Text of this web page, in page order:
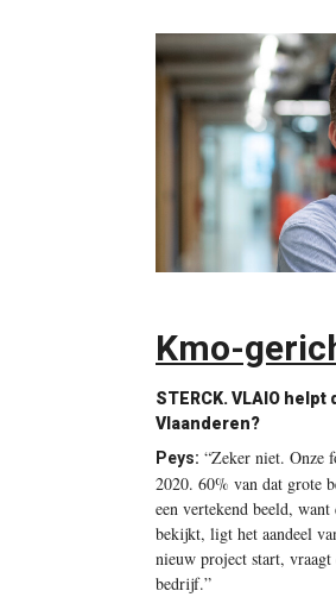
Kmo-
STERCK. VLAIO helpt
Vlaanderen?
Peys: “Zeker niet. Onze
2020. 60% van dat grote
een vertekend beeld,
bekijkt, ligt het aandeel
nieuw project start,
bedrijf.”